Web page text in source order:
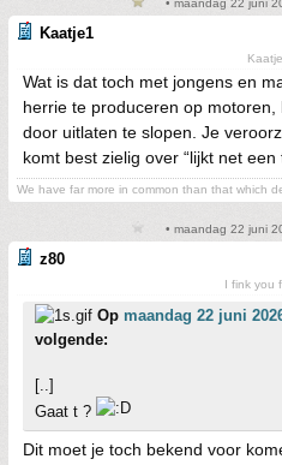
• maandag 22 juni
Kaatje1
Wat is dat toch met jongens en
herrie te produceren op motoren,
door uitlaten te slopen. Je
komt best zielig over “lijkt net
We have far more in common than that which
• maandag 22 juni
z80
I fink you
Op maandag 22 juni
volgende:
[..]
Gaat t ?
Dit moet je toch bekend voor